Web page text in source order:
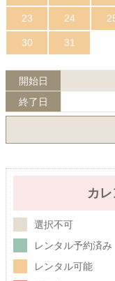
23 24
30 31
開始日
終了日
カ
選択不可
レンタル予約済み
レンタル可能